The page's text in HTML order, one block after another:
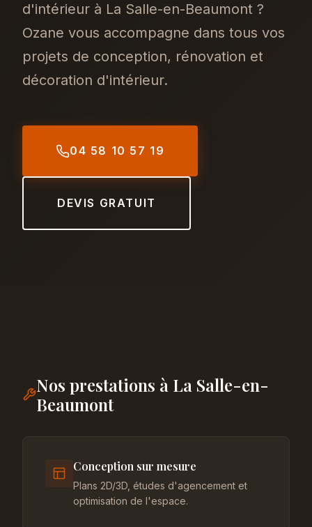
d'intérieur à La Salle-en-Beaumont ?
Ozane vous accompagne dans tous vos
projets de conception, rénovation et
décoration d'intérieur.
04 58 10 57 19
DEVIS GRATUIT
Nos prestations à La Salle-en-
Beaumont
Conception sur mesure
Plans 2D/3D, études d'agencement et
optimisation de l'espace.